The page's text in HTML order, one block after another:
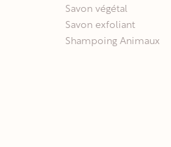
Savon végétal
Savon exfoliant
Shampoing Animaux